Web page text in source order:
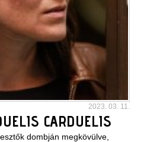
2023. 03. 11.
CARDUELIS
dombján megkövülve,